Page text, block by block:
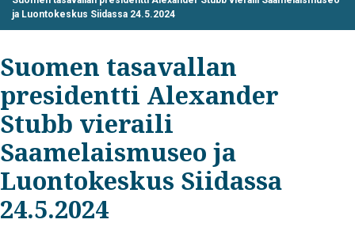
ja Luontokeskus Siidassa 24.5.2024
Suomen tasavallan
presidentti Alexander
Stubb vieraili
Saamelaismuseo ja
Luontokeskus Siidassa
24.5.2024